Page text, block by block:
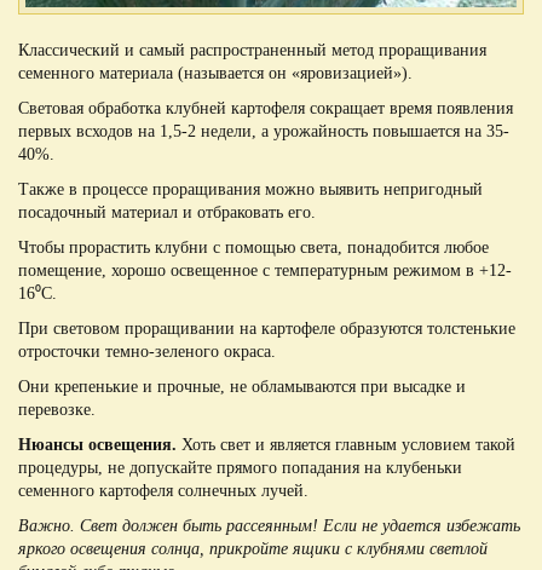
Классический и самый распространенный метод проращивания
семенного материала (называется он «яровизацией»).
Световая обработка клубней картофеля сокращает время появления
первых всходов на 1,5-2 недели, а урожайность повышается на 35-
40%.
Также в процессе проращивания можно выявить непригодный
посадочный материал и отбраковать его.
Чтобы прорастить клубни с помощью света, понадобится любое
помещение, хорошо освещенное с температурным режимом в +12-
16⁰С.
При световом проращивании на картофеле образуются толстенькие
отросточки темно-зеленого окраса.
Они крепенькие и прочные, не обламываются при высадке и
перевозке.
Нюансы освещения. Хоть свет и является главным условием такой
процедуры, не допускайте прямого попадания на клубеньки
семенного картофеля солнечных лучей.
Важно. Свет должен быть рассеянным! Если не удается избежать
яркого освещения солнца, прикройте ящики с клубнями светлой